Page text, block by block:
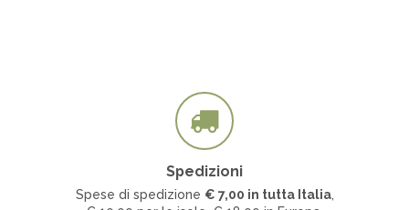
Spedizioni
Spese di spedizione € 7,00 in tutta Italia,